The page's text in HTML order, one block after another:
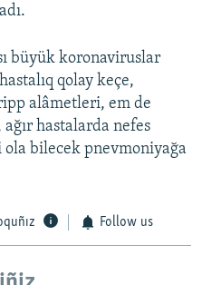
büyük koronaviruslar
qolay keçe,
alâmetleri, em de
hastalarda nefes
ola bilecek pnevmoniyağa
Follow us